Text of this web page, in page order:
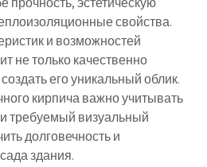
свойства.
и возможностей
не только качественно
его уникальный облик.
кирпича важно учитывать
требуемый визуальный
долговечность и
здания.